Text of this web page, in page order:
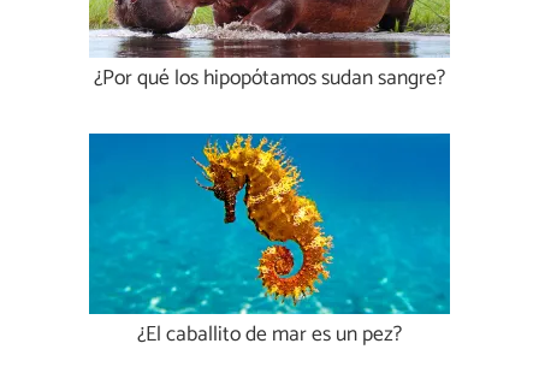
¿Por qué los hipopótamos sudan sangre?
¿El caballito de mar es un pez?